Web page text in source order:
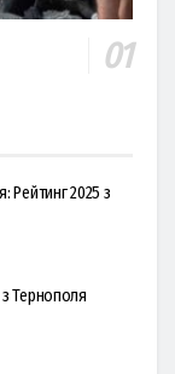
Рейтинг 2025 з
Тернополя